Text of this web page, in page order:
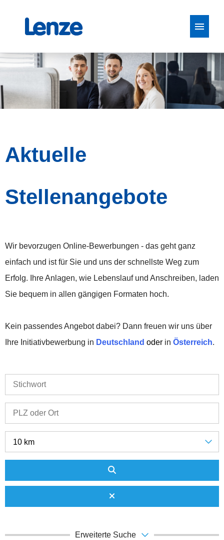
Stellenangebote
Aktuelle
Stellenangebote
Wir bevorzugen Online-Bewerbungen - das geht ganz
einfach und ist für Sie und uns der schnellste Weg zum
Erfolg. Ihre Anlagen, wie Lebenslauf und Anschreiben, laden
Sie bequem in allen gängigen Formaten hoch.
Kein passendes Angebot dabei? Dann freuen wir uns über
Ihre Initiativbewerbung in Deutschland oder in Österreich.
10 km
Erweiterte Suche